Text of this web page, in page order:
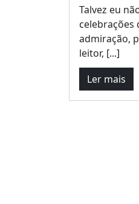
Talvez eu
celebrações
admiração,
leitor, [...]
Ler mais